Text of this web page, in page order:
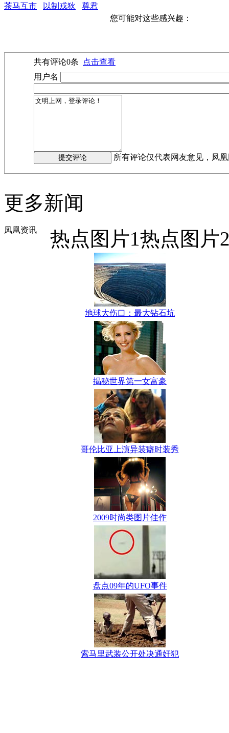
茶马互市 以制戎狄
尊君
您可能对这些感兴趣：
共有评论0条
点击查看
用户名
所有评论仅代表网友意见，凤
更多新闻
凤凰资讯 热点图片1热点图片
地球大伤口：最大钻石坑
揭秘世界第一女富豪
哥伦比亚上演异装癖时装秀
2009时尚类图片佳作
盘点09年的UFO事件
索马里武装公开处决通奸犯